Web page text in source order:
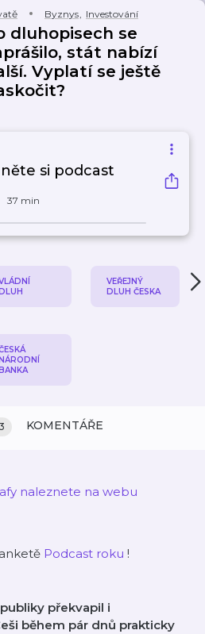
Byznys, Investování
dluhopisech se
stát nabízí
Vyplatí se ještě
si podcast
37 min
VEŘEJNÝ
DLUH ČESKA
KOMENTÁŘE
naleznete na webu
Podcast roku !
překvapil i
během pár dnů prakticky